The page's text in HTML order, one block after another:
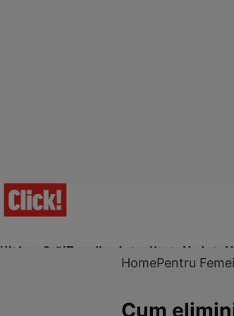
Ultima Oră!Trending Actualitate Vedete
HomePentru Femei
Cum